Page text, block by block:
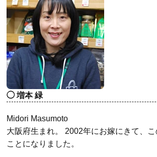
増本 緑
Midori Masumoto
大阪府生まれ。 2002年にお嫁にきて、
ことになりました。